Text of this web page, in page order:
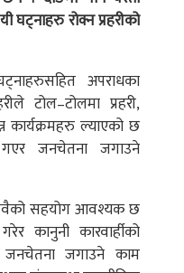
रोक्न प्रहरीको
अपराधका
टोल–टोलमा प्रहरी,
कार्यक्रमहरु ल्याएको छ
जनचेतना जगाउने
सहयोग आवश्यक छ
कानुनी कारवार्हीको
जनचेतना जगाउने काम